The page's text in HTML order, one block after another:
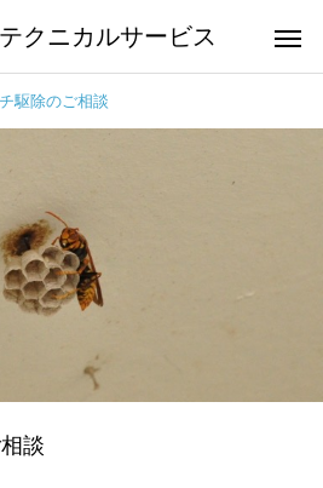
クニカルサービス
駆除のご相談
談